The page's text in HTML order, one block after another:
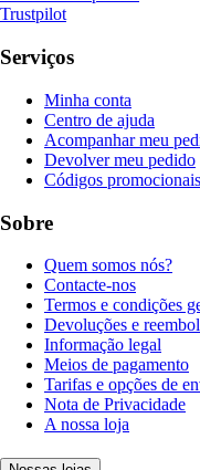
Trustpilot
Serviços
Minha conta
Centro de ajuda
Acompanhar meu
Devolver meu pedido
Códigos promocionais
Sobre
Quem somos nós?
Contacte-nos
Termos e condições
Devoluções e
Informação legal
Meios de pagamento
Tarifas e opções de
Nota de Privacidade
A nossa loja